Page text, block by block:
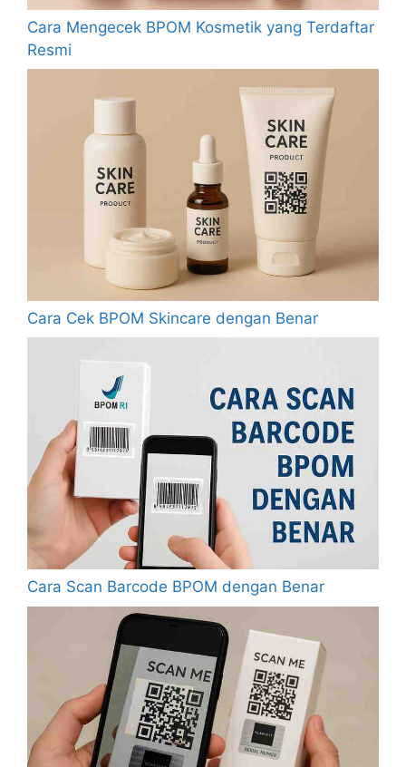
Cara Mengecek BPOM Kosmetik yang Terdaftar
Resmi
Cara Cek BPOM Skincare dengan Benar
Cara Scan Barcode BPOM dengan Benar